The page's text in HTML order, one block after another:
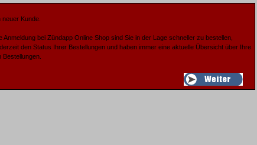
neuer Kunde.
Anmeldung bei Zündapp Online Shop sind Sie in der Lage schneller zu bestellen,
den Status Ihrer Bestellungen und haben immer eine aktuelle Übersicht über Ihre
Bestellungen.